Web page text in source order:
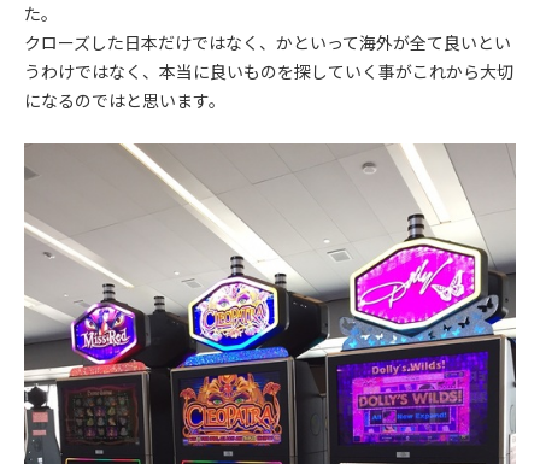
た。
クローズした日本だけではなく、かといって海外が全て良いとい
うわけではなく、本当に良いものを探していく事がこれから大切
になるのではと思います。